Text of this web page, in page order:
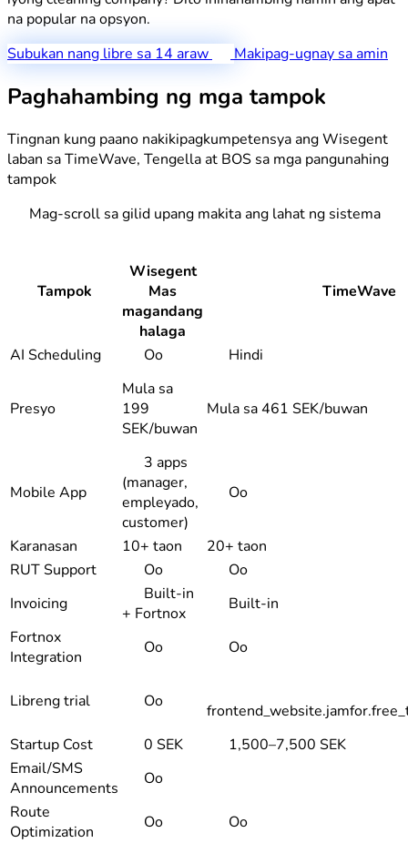
na popular na opsyon.
Subukan nang libre sa 14 araw
Makipag-ugnay sa amin
Paghahambing ng mga tampok
Tingnan kung paano nakikipagkumpetensya ang Wisegent
laban sa TimeWave, Tengella at BOS sa mga pangunahing
tampok
Mag-scroll sa gilid upang makita ang lahat ng sistema
Tampok
Wisegent
Mas
magandang
halaga
TimeWave
AI Scheduling Oo Hindi
Presyo
Mula sa
199
SEK/buwan
Mula sa 461 SEK/buwan
Mobile App
3 apps
(manager,
empleyado,
customer)
Oo
Karanasan 10+ taon
20+ taon
RUT Support
Oo
Oo
Invoicing
Built-in
+ Fortnox
Built-in
Fortnox
Integration
Oo Oo
Libreng trial Oo
Startup Cost
0 SEK
1,500–7,500 SEK
Email/SMS
Announcements
Oo
Route
Optimization
Oo
Oo